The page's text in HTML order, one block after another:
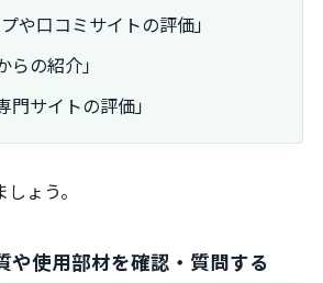
や口コミサイトの評価」
らの紹介」
門サイトの評価」
ょう。
や使用部材を確認・質問する